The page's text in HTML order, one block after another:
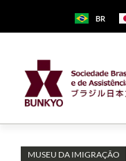
BR
MUSEU DA IMIGRAÇÃO